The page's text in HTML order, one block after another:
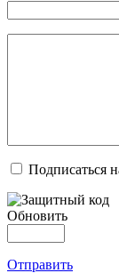
Подписаться
Обновить
Отправить